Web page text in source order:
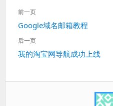
文
章
导
航
前一页
上
一
Google域名邮箱教程
后一页
下
我的淘宝网导航成功上线